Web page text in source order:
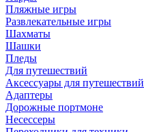
Пляжные игры
Развлекательные игры
Шахматы
Шашки
Пледы
Для путешествий
Аксессуары для путешествий
Адаптеры
Дорожные портмоне
Несессеры